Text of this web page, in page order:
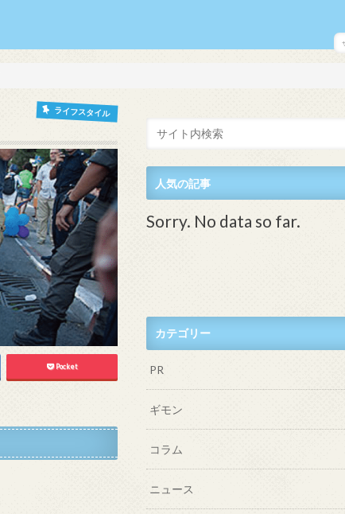
ライフスタイル
Pocket
人気の記事
Sorry. No data so far.
カテゴリー
PR
ギモン
コラム
ニュース